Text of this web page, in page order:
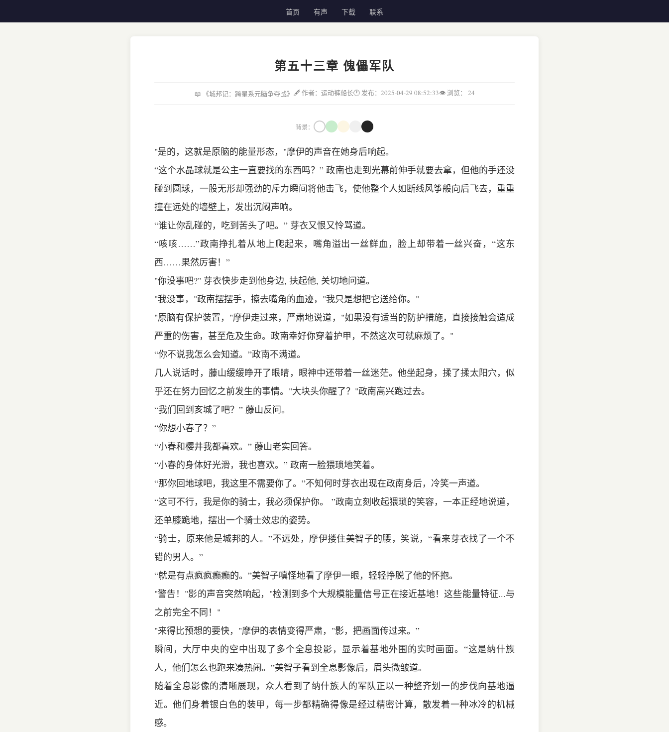
首页 有声 下载 联系
第五十三章 傀儡军队
📖 《城邦记：跨星系元脑争夺战》 🖋 作者：运动裤船长🕐 发布：2025-04-29 08:52:33👁 浏览： 24
背景：
"是的，这就是原脑的能量形态，"摩伊的声音在她身后响起。
“这个水晶球就是公主一直要找的东西吗？” 政南也走到光幕前伸手就要去拿，但他的手还没
碰到圆球，一股无形却强劲的斥力瞬间将他击飞，使他整个人如断线风筝般向后飞去，重重
撞在远处的墙壁上，发出沉闷声响。
“谁让你乱碰的，吃到苦头了吧。” 芽衣又恨又怜骂道。
“咳咳……”政南挣扎着从地上爬起来，嘴角溢出一丝鲜血，脸上却带着一丝兴奋，“这东
西……果然厉害！”
"你没事吧?" 芽衣快步走到他身边, 扶起他, 关切地问道。
"我没事，"政南摆摆手，擦去嘴角的血迹，"我只是想把它送给你。"
"原脑有保护装置，"摩伊走过来，严肃地说道，"如果没有适当的防护措施，直接接触会造成
严重的伤害，甚至危及生命。政南幸好你穿着护甲，不然这次可就麻烦了。"
“你不说我怎么会知道。”政南不满道。
几人说话时，藤山缓缓睁开了眼睛，眼神中还带着一丝迷茫。他坐起身，揉了揉太阳穴，似
乎还在努力回忆之前发生的事情。"大块头你醒了？"政南高兴跑过去。
“我们回到亥城了吧？” 藤山反问。
“你想小春了？”
“小春和樱井我都喜欢。” 藤山老实回答。
“小春的身体好光滑，我也喜欢。” 政南一脸猥琐地笑着。
“那你回地球吧，我这里不需要你了。”不知何时芽衣出现在政南身后，冷笑一声道。
“这可不行，我是你的骑士，我必须保护你。 ”政南立刻收起猥琐的笑容，一本正经地说道，
还单膝跪地，摆出一个骑士效忠的姿势。
“骑士，原来他是城邦的人。”不远处，摩伊搂住美智子的腰，笑说，“看来芽衣找了一个不
错的男人。”
“就是有点疯疯癫癫的。”美智子嗔怪地看了摩伊一眼，轻轻挣脱了他的怀抱。
"警告！"影的声音突然响起，"检测到多个大规模能量信号正在接近基地！这些能量特征...与
之前完全不同！"
"来得比预想的要快，"摩伊的表情变得严肃，"影，把画面传过来。”
瞬间，大厅中央的空中出现了多个全息投影，显示着基地外围的实时画面。“这是纳什族
人，他们怎么也跑来凑热闹。”美智子看到全息影像后，眉头微皱道。
随着全息影像的清晰展现，众人看到了纳什族人的军队正以一种整齐划一的步伐向基地逼
近。他们身着银白色的装甲，每一步都精确得像是经过精密计算，散发着一种冰冷的机械
感。